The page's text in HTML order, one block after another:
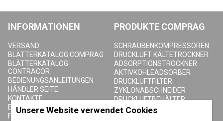
INFORMATIONEN
VERSAND
BLÄTTERKATALOG COMPRAG
BLÄTTERKATALOG
CONTRACOR
BEDIENUNGSANLEITUNGEN
HÄNDLER SEITE
KONTAKTE
BLOG
FAQ
PRODUKTE COMPRAG
SCHRAUBENKOMPRESSOREN
DRUCKLUFT KÄLTETROCKNER
ADSORPTIONSTROCKNER
AKTIVKOHLEADSORBER
DRUCKLUFTFILTER
ZYKLONABSCHNEIDER
DRUCKLUFTBEHÄLTER
KONDENSAT-ABLASSVENTILE
Unsere Website verwendet Cookies